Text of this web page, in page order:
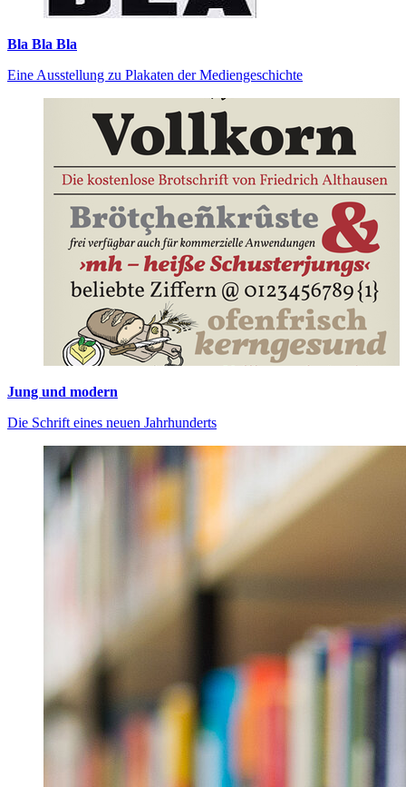
Bla Bla Bla
Eine Ausstellung zu Plakaten der Mediengeschichte
Jung und modern
Die Schrift eines neuen Jahrhunderts